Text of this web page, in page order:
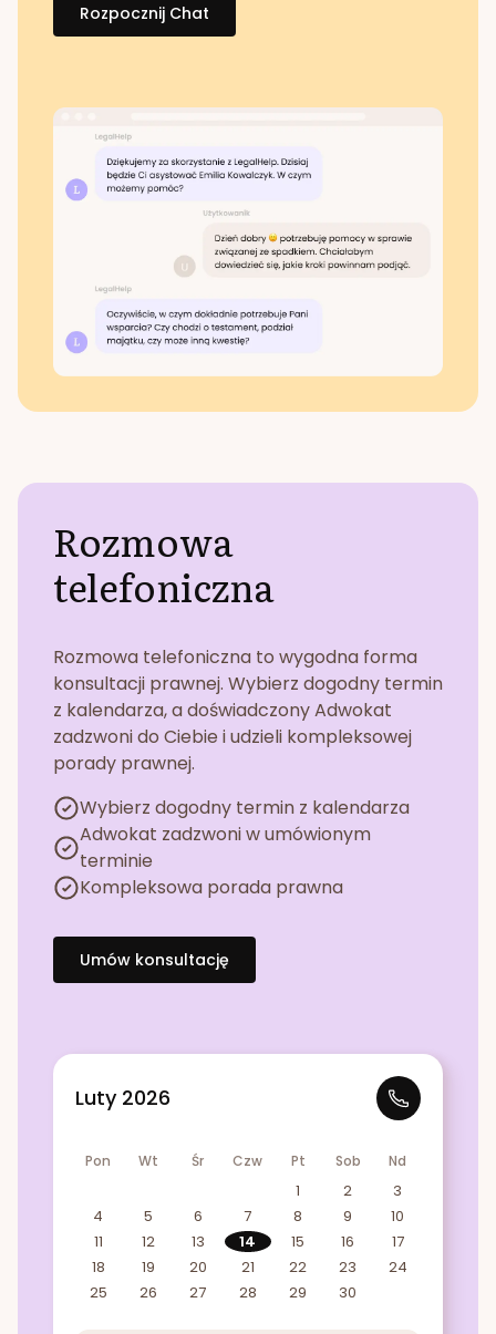
Rozpocznij Chat
Rozmowa
telefoniczna
Rozmowa telefoniczna to wygodna forma
konsultacji prawnej. Wybierz dogodny termin
z kalendarza, a doświadczony Adwokat
zadzwoni do Ciebie i udzieli kompleksowej
porady prawnej.
Wybierz dogodny termin z kalendarza
Adwokat zadzwoni w umówionym
terminie
Kompleksowa porada prawna
Umów konsultację
Luty 2026
Pon Wt Śr Czw Pt Sob Nd
1 2
3
4
5 6 7 8 9
10
11
12 13 14 15 16
17
18
19 20 21 22 23
24
25
26 27 28 29 30